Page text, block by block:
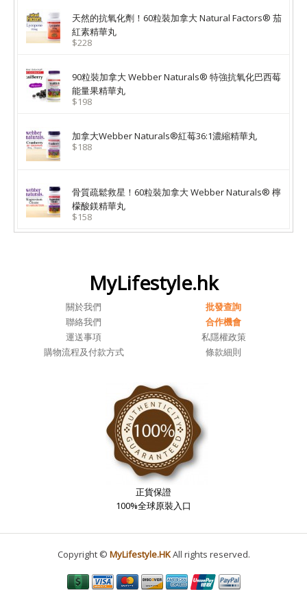
天然的抗氧化劑！60粒裝加拿大 Natural Factors® 茄
紅素精華丸
$228
90粒裝加拿大 Webber Naturals® 特強抗氧化巴西莓
能量果精華丸
$198
加拿大Webber Naturals®紅莓36:1濃縮精華丸
$188
骨質疏鬆救星！60粒裝加拿大 Webber Naturals® 檸
檬酸鎂精華丸
$158
MyLifestyle.hk
關於我們
批發查詢
聯絡我們
合作機會
運送事項
私隱權政策
購物流程及付款方式
條款細則
正貨保證
100%全球原裝入口
Copyright © MyLifestyle.HKAll rights reserved.